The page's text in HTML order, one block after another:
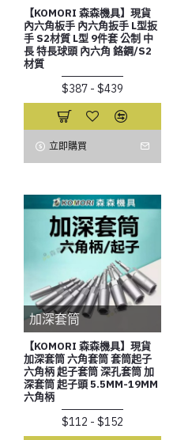
【KOMORI 森森機具】現貨
內六角板手 內六角扳手 L型扳
手 S2材質 L型 9件套 公制 中
長 特長球頭 內六角 鉻鋼/S2
材質
$387 - $439
立即購買
加深套筒
【KOMORI 森森機具】現貨
加深套筒 六角套筒 套筒起子
六角柄 起子套筒 深孔套筒 加
深套筒 起子頭 5.5MM-19MM
六角柄
$112 - $152